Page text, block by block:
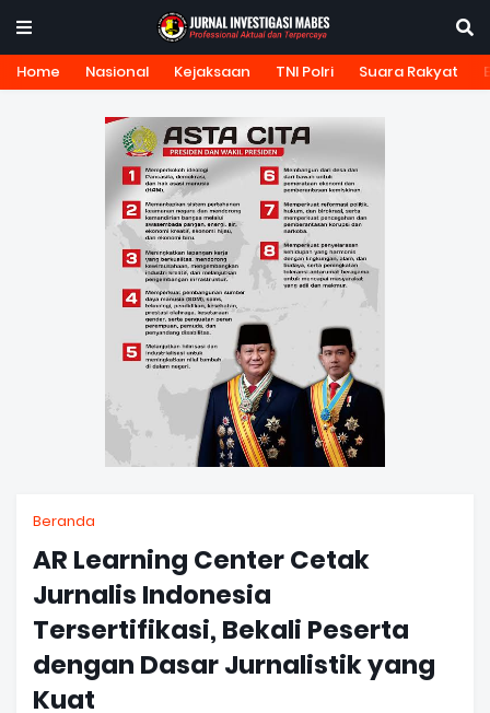
Home Nasional Kejaksaan TNI Polri Suara Rakyat
Beranda
AR Learning Center Cetak
Jurnalis Indonesia
Tersertifikasi, Bekali Peserta
dengan Dasar Jurnalistik yang
Kuat